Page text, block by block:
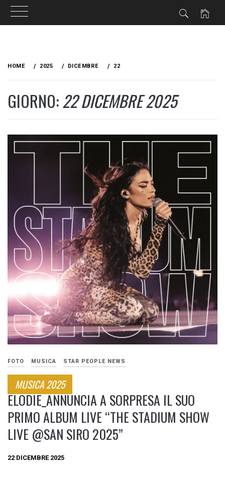
HOME 2025 DICEMBRE 22
GIORNO:22 DICEMBRE 2025
FOTO MUSICA STAR PEOPLE NEWS
MUSICA 2025
ELODIE_ANNUNCIA A SORPRESA IL SUO
PRIMO ALBUM LIVE “THE STADIUM SHOW
LIVE @SAN SIRO 2025”
22 DICEMBRE 2025